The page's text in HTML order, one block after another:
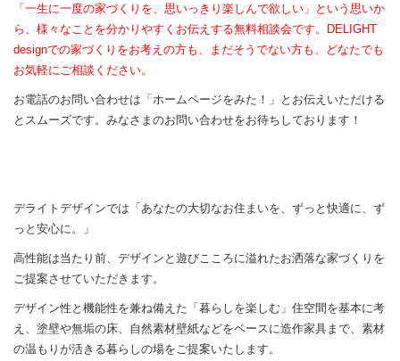
「一生に一度の家づくりを、思いっきり楽しんで欲しい」という思いか
ら、様々なことを分かりやすくお伝えする無料相談会です。DELIGHT
designでの家づくりをお考えの方も、まだそうでない方も、どなたでも
お気軽にご相談ください。
お電話のお問い合わせは「ホームページをみた！」とお伝えいただける
とスムーズです。みなさまのお問い合わせをお待ちしております！
デライトデザインでは「あなたの大切なお住まいを、ずっと快適に、ず
っと安心に。」
高性能は当たり前、デザインと遊びこころに溢れたお洒落な家づくりを
ご提案させていただきます。
デザイン性と機能性を兼ね備えた「暮らしを楽しむ」住空間を基本に考
え、塗壁や無垢の床、自然素材壁紙などをベースに造作家具まで、素材
の温もりが活きる暮らしの場をご提案いたします。